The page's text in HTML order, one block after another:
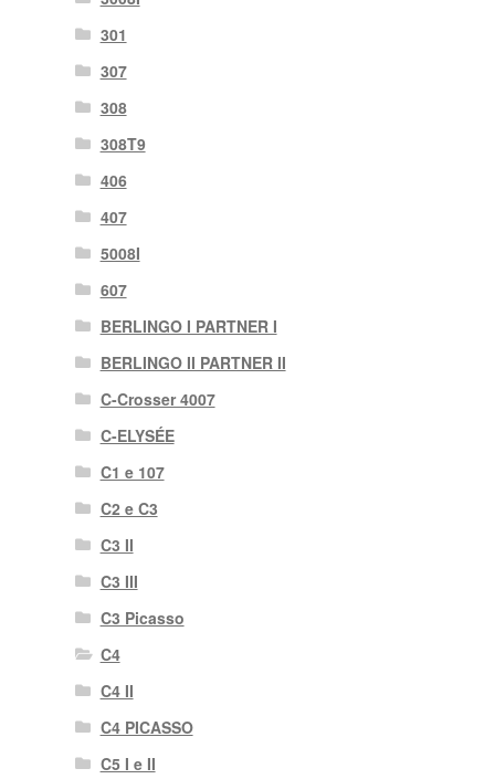
301
307
308
308T9
406
407
5008I
607
BERLINGO I PARTNER I
BERLINGO II PARTNER II
C-Crosser 4007
C-ELYSÉE
C1 e 107
C2 e C3
C3 II
C3 III
C3 Picasso
C4
C4 II
C4 PICASSO
C5 I e II